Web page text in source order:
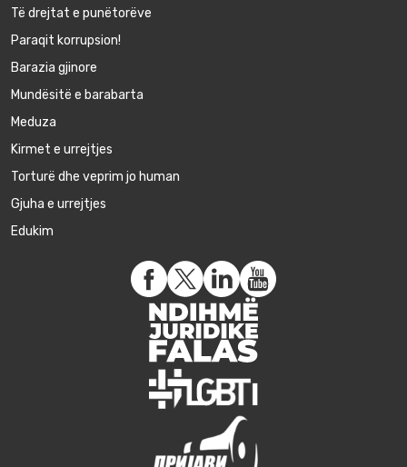
Të drejtat e punëtorëve
Paraqit korrupsion!
Barazia gjinore
Mundësitë e barabarta
Meduza
Kirmet e urrejtjes
Torturë dhe veprim jo human
Gjuha e urrejtjes
Edukim